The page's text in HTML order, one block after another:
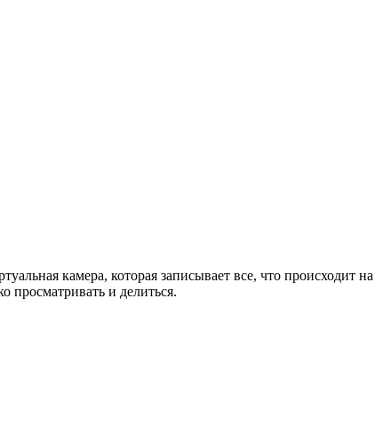
камера, которая записывает все, что происходит на
просматривать и делиться.